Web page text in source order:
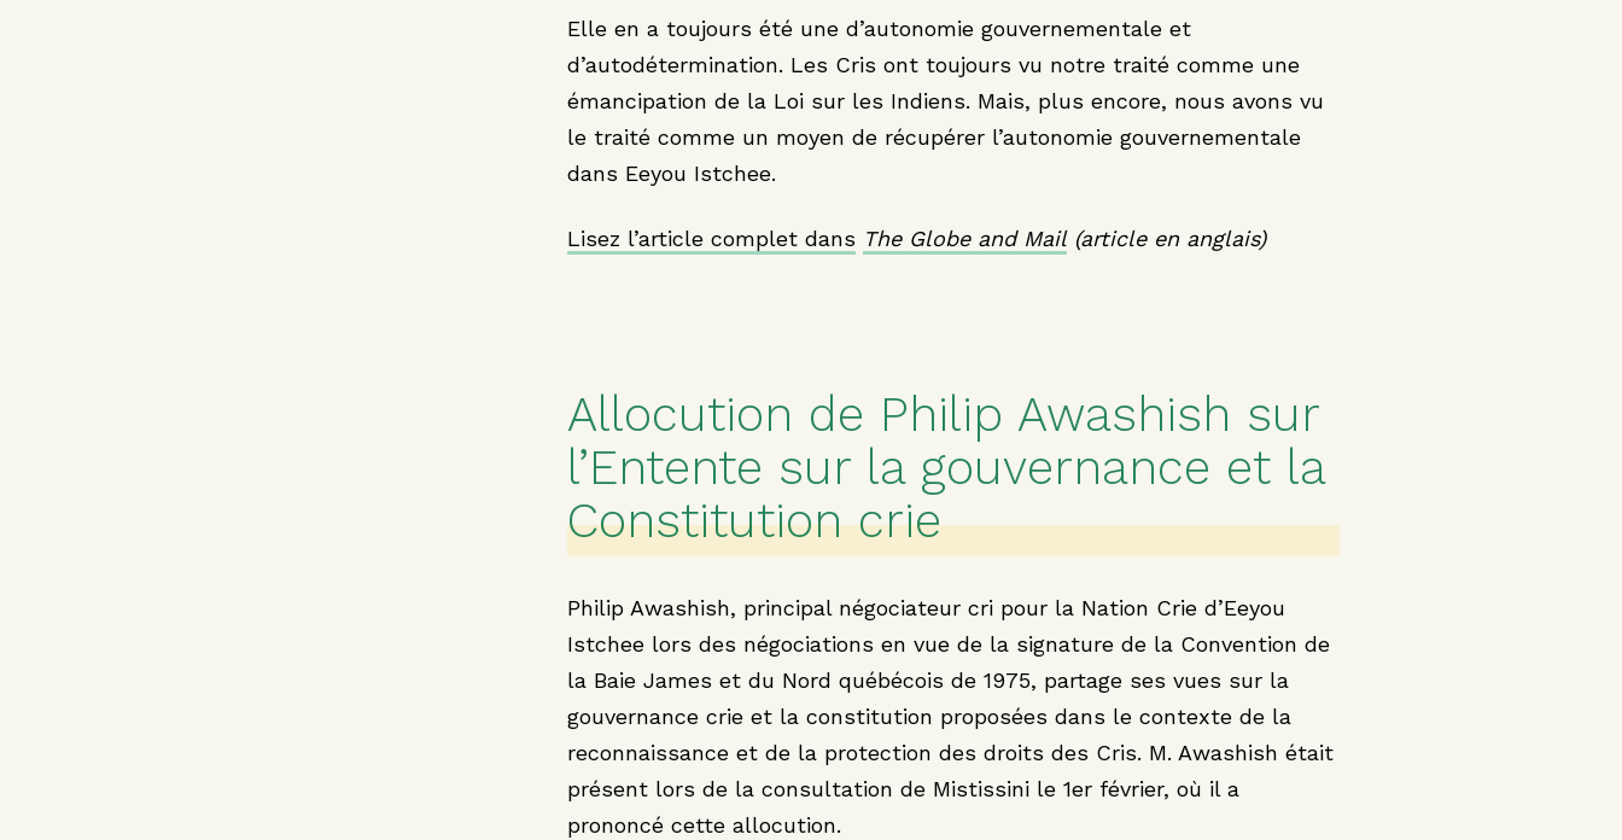
Elle en a toujours été une d’autonomie gouvernementale et
d’autodétermination. Les Cris ont toujours vu notre traité comme une
émancipation de la Loi sur les Indiens. Mais, plus encore, nous avons vu
le traité comme un moyen de récupérer l’autonomie gouvernementale
dans Eeyou Istchee.
Lisez l’article complet dans The Globe and Mail(article en anglais)
Allocution de Philip Awashish sur
l’Entente sur la gouvernance et la
Constitution crie
Philip Awashish, principal négociateur cri pour la Nation Crie d’Eeyou
Istchee lors des négociations en vue de la signature de la Convention de
la Baie James et du Nord québécois de 1975, partage ses vues sur la
gouvernance crie et la constitution proposées dans le contexte de la
reconnaissance et de la protection des droits des Cris. M. Awashish était
présent lors de la consultation de Mistissini le 1er février, où il a
prononcé cette allocution.